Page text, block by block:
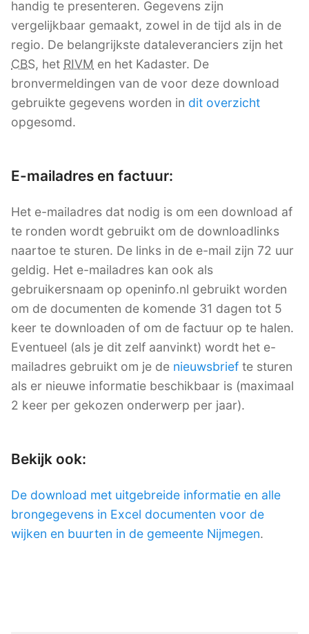
handig te presenteren. Gegevens zijn
vergelijkbaar gemaakt, zowel in de tijd als in de
regio. De belangrijkste dataleveranciers zijn het
CBS, het RIVM en het Kadaster. De
bronvermeldingen van de voor deze download
gebruikte gegevens worden in dit overzicht
opgesomd.
E-mailadres en factuur:
Het e-mailadres dat nodig is om een download af
te ronden wordt gebruikt om de downloadlinks
naartoe te sturen. De links in de e-mail zijn 72 uur
geldig. Het e-mailadres kan ook als
gebruikersnaam op openinfo.nl gebruikt worden
om de documenten de komende 31 dagen tot 5
keer te downloaden of om de factuur op te halen.
Eventueel (als je dit zelf aanvinkt) wordt het e-
mailadres gebruikt om je de nieuwsbrief te sturen
als er nieuwe informatie beschikbaar is (maximaal
2 keer per gekozen onderwerp per jaar).
Bekijk ook:
De download met uitgebreide informatie en alle
brongegevens in Excel documenten voor de
wijken en buurten in de gemeente Nijmegen.